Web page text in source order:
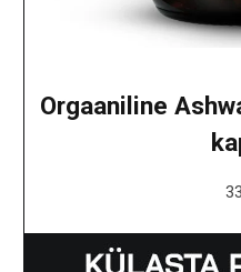
Orgaaniline